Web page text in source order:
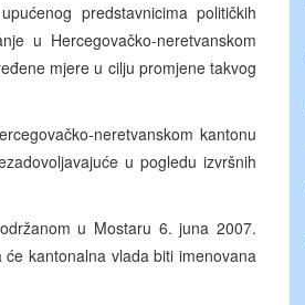
predstavnicima političkih
u Hercegovačko-neretvanskom
mjere u cilju promjene takvog
neretvanskom kantonu
u pogledu izvršnih
u Mostaru 6. juna 2007.
kantonalna vlada biti imenovana